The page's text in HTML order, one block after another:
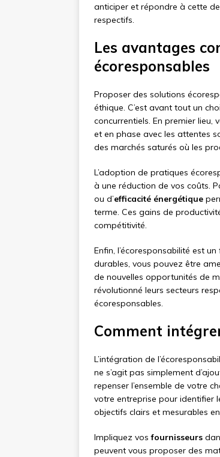
anticiper et répondre à cette
respectifs.
Les avantages
écoresponsables
Proposer des solutions
éthique. C’est avant tout un
concurrentiels. En premier
et en phase avec les attentes
des marchés saturés où les
L’adoption de pratiques
à une réduction de vos coûts.
ou d’efficacité énergétique
terme. Ces gains de
compétitivité.
Enfin, l’écoresponsabilité est
durables, vous pouvez être
de nouvelles opportunités de
révolutionné leurs secteurs
écoresponsables.
Comment
L’intégration de
ne s’agit pas simplement
repenser l’ensemble de votre
votre entreprise pour identifier
objectifs clairs et mesurables
Impliquez vosfournisseurs
peuvent vous proposer des